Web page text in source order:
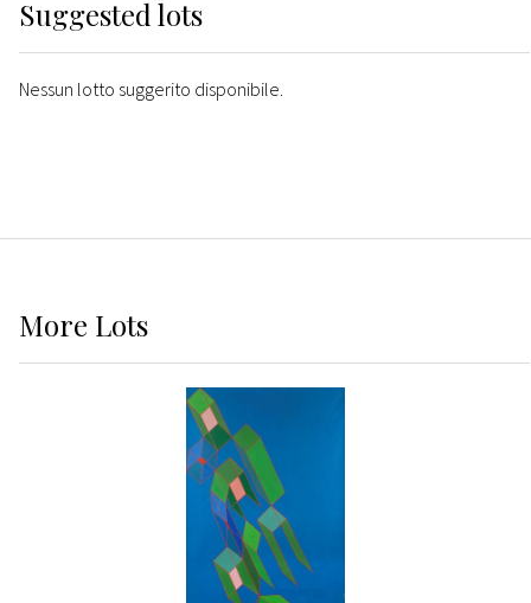
Suggested lots
Nessun lotto suggerito disponibile.
More Lots